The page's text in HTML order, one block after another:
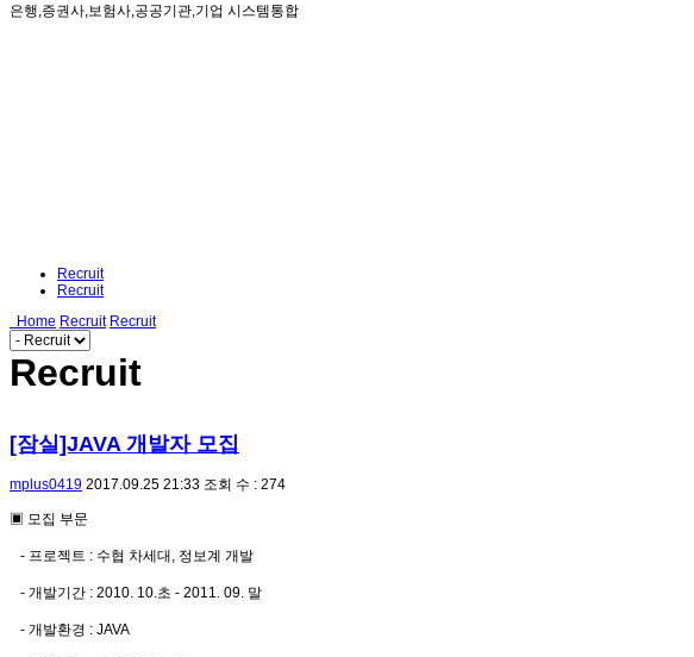
은행,증권사,보험사,공공기관,기업 시스템통합
Recruit
Recruit
Home Recruit Recruit
Recruit
[잠실]JAVA 개발자 모집
mplus0419 2017.09.25 21:33 조회 수 : 274
▣ 모집 부문
- 프로젝트 : 수협 차세대, 정보계 개발
- 개발기간 : 2010. 10.초 - 2011. 09. 말
- 개발환경 : JAVA